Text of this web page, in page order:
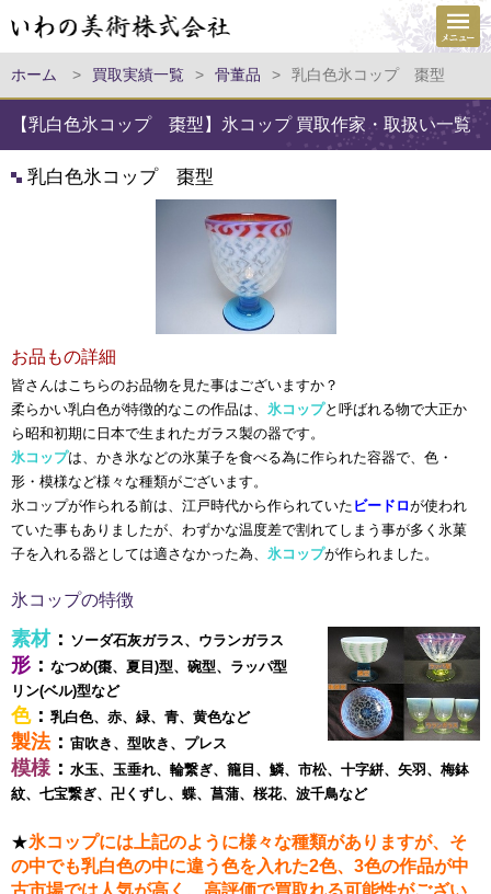
ホーム > 買取実績一覧 > 骨董品 > 乳白色氷コップ 棗型
【乳白色氷コップ 棗型】氷コップ 買取作家・取扱い一覧
乳白色氷コップ 棗型
お品もの詳細
皆さんはこちらのお品物を見た事はございますか？
柔らかい乳白色が特徴的なこの作品は、 氷コップと呼ばれる物で大正か
ら昭和初期に日本で生まれたガラス製の器です。
氷コップは、かき氷などの氷菓子を食べる為に作られた容器で、色・
形・模様など様々な種類がございます。
氷コップが作られる前は、江戸時代から作られていた ビードロが使われ
ていた事もありましたが、わずかな温度差で割れてしまう事が多く氷菓
子を入れる器としては適さなかった為、 氷コップが作られました。
氷コップの特徴
素材： ソーダ石灰ガラス、ウランガラス
形 ： なつめ(棗、夏目)型、碗型、ラッパ型
リン(ベル)型など
色： 乳白色、赤、緑、青、黄色など
製法： 宙吹き、型吹き、プレス
模様 ： 水玉、玉垂れ、輪繋ぎ、籠目、鱗、市松、十字絣、矢羽、 梅鉢
紋、七宝繋ぎ、卍くずし、蝶、菖蒲、桜花、波千鳥など
★氷コップには上記のように様々な種類がありますが、そ
の中でも乳白色の中に違う色を入れた2色、3色の作品が中
古市場では人気が高く、高評価で買取れる可能性がござい